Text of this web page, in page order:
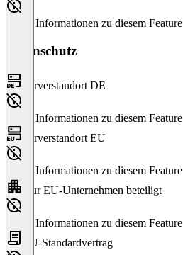
Keine Informationen zu diesem Feature
Datenschutz
Serverstandort DE
Keine Informationen zu diesem Feature
Serverstandort EU
Keine Informationen zu diesem Feature
Nur EU-Unternehmen beteiligt
Keine Informationen zu diesem Feature
EU-Standardvertrag